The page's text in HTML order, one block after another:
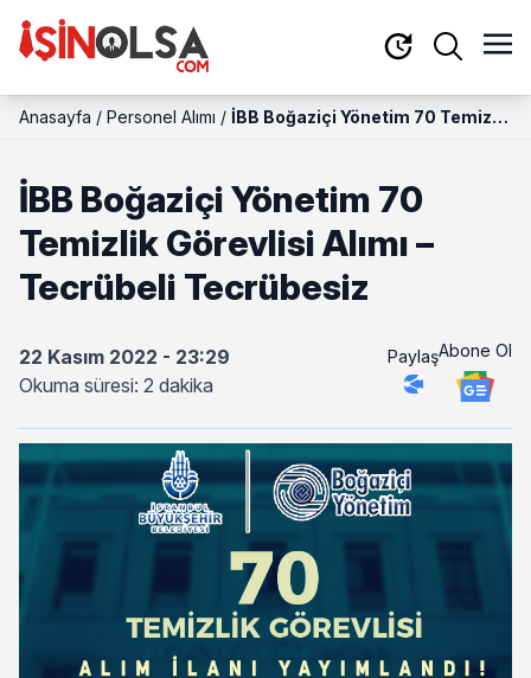
Anasayfa / Personel Alımı / İBB Boğaziçi Yönetim 70 Temizlik
İBB Boğaziçi Yönetim 70
Temizlik Görevlisi Alımı –
Tecrübeli Tecrübesiz
22 Kasım 2022 - 23:29
Okuma süresi: 2 dakika
PaylaşAbone Ol